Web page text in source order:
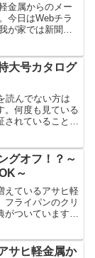
金属からのメー
今日はWebチラ
が家では新聞を
、このWebチラ
大号カタログ
読んでない方は
。何度も見ている
されていることな
グオフ！？～
～
えているアサヒ軽
フライパンのクリ
がついています
サヒ軽金属か